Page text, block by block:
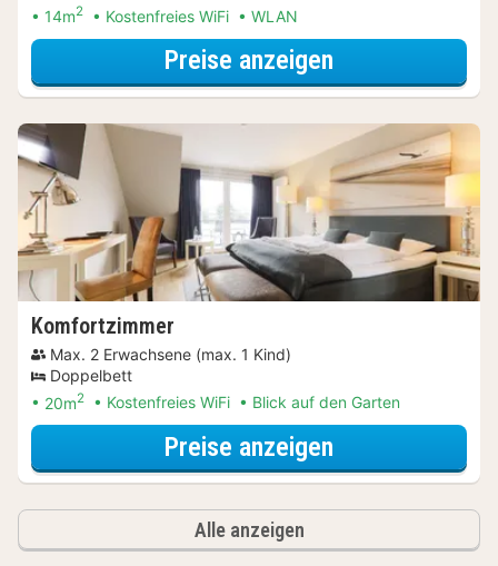
14m2 Kostenfreies WiFi WLAN
Preise anzeigen
Komfortzimmer
Max. 2 Erwachsene (max. 1 Kind)
Doppelbett
20m2 Kostenfreies WiFi Blick auf den Garten
Preise anzeigen
Alle anzeigen